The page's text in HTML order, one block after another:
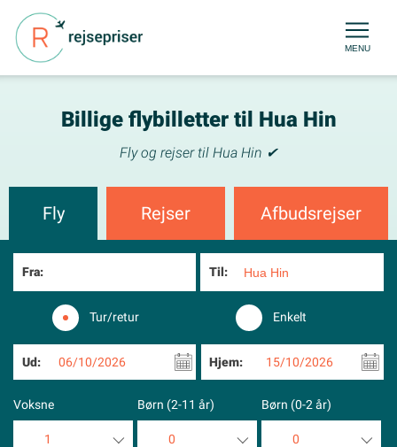
MENU
Billige flybilletter til Hua Hin
Fly og rejser til Hua Hin ✔
Fly Rejser Afbudsrejser
Fra: Til:
Tur/retur Enkelt
Ud: 06/10/2026 Hjem: 15/10/2026
Voksne
1
Børn (2-11 år)
0
Børn (0-2 år)
0